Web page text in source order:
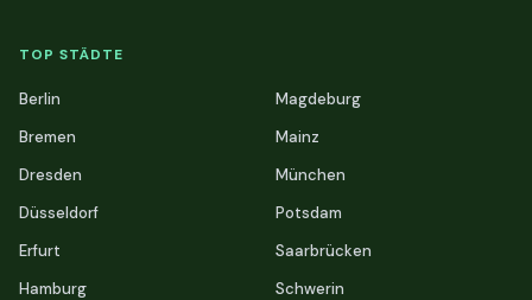
TOP STÄDTE
Berlin
Bremen
Dresden
Düsseldorf
Erfurt
Hamburg
Magdeburg
Mainz
München
Potsdam
Saarbrücken
Schwerin